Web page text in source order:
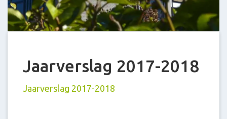
Jaarverslag 2017-2018
Jaarverslag 2017-2018